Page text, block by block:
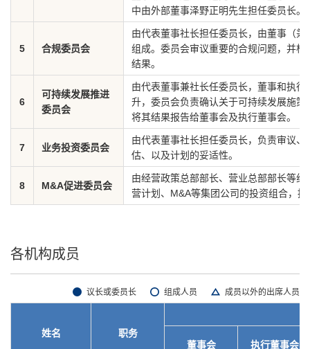
中由外部董事泽野正明先生担任委员长。
5 合规委员会
由代表董事社长担任委员长，由董事（
组成。委员会审议重要的合规问题，并
结果。
6
可持续发展推进
委员会
由代表董事兼社长任委员长，董事和执
升，委员会负责确认关于可持续发展施
将其结果报告给董事会及执行董事会。
7 业务投资委员会
由代表董事社长担任委员长，负责审议
估、以及计划的妥适性。
8 M&A促进委员会
由经营政策总部部长、营业总部部长等
营计划、M&A等集团公司的投资组合，
各机构成员
议长或委员长 组成人员 成员以外的出席人员
姓名
职务
董事会
执行董事会